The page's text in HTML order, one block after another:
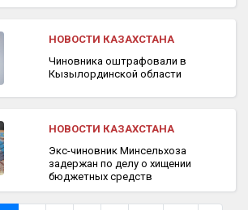
НОВОСТИ КАЗАХСТАНА
Чиновника оштрафовали в
Кызылординской области
НОВОСТИ КАЗАХСТАНА
Экс-чиновник Минсельхоза
задержан по делу о хищении
бюджетных средств